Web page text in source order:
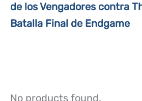
de los Vengadores contra
Batalla Final de Endgame
No products found.